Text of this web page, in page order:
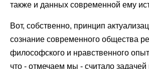
также и данных современной ему
Вот, собственно, принцип
сознание современного общества
философского и нравственного
что - отмечаем мы - считало задачей